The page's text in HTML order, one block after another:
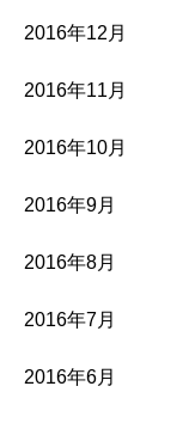
2016年12月
2016年11月
2016年10月
2016年9月
2016年8月
2016年7月
2016年6月